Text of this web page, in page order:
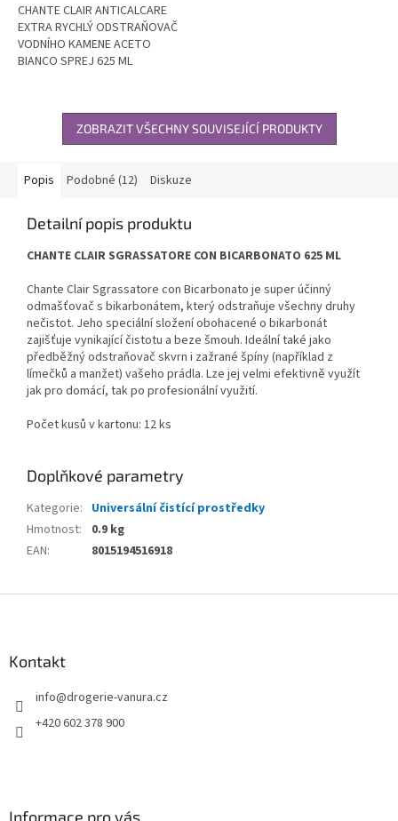
CHANTE CLAIR ANTICALCARE
EXTRA RYCHLÝ ODSTRAŇOVAČ
VODNÍHO KAMENE ACETO
BIANCO SPREJ 625 ML
ZOBRAZIT VŠECHNY SOUVISEJÍCÍ PRODUKTY
Popis Podobné (12) Diskuze
Detailní popis produktu
CHANTE CLAIR SGRASSATORE CON BICARBONATO 625 ML
Chante Clair Sgrassatore con Bicarbonato je super účinný
odmašťovač s bikarbonátem, který odstraňuje všechny druhy
nečistot. Jeho speciální složení obohacené o bikarbonát
zajišťuje vynikající čistotu a beze šmouh. Ideální také jako
předběžný odstraňovač skvrn i zažrané špíny (například z
límečků a manžet) vašeho prádla. Lze jej velmi efektivně využít
jak pro domácí, tak po profesionální využití.
Počet kusů v kartonu: 12 ks
Doplňkové parametry
Kategorie: Universální čistící prostředky
Hmotnost:
0.9 kg
EAN: 8015194516918
Kontakt
info@drogerie-vanura.cz
+420 602 378 900
Informace pro vás